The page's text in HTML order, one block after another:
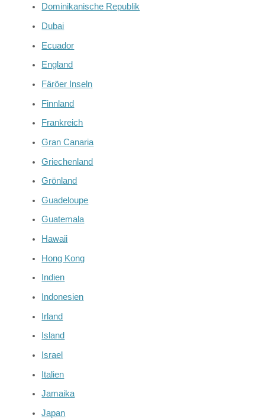
Dominikanische Republik
Dubai
Ecuador
England
Färöer Inseln
Finnland
Frankreich
Gran Canaria
Griechenland
Grönland
Guadeloupe
Guatemala
Hawaii
Hong Kong
Indien
Indonesien
Irland
Island
Israel
Italien
Jamaika
Japan